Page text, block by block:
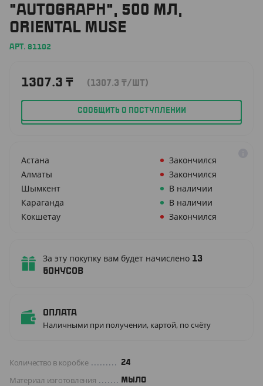
"AUTOGRAPH", 500 МЛ,
ORIENTAL MUSE
АРТ. 81102
1307.3 ₸ (1307.3 ₸/ШТ)
СООБЩИТЬ О ПОСТУПЛЕНИИ
Астана
Закончился
Алматы
Закончился
Шымкент
В наличии
Караганда
В наличии
Кокшетау
Закончился
За эту покупку вам будет начислено 13
бонусов
Оплата
Наличными при получении, картой, по счёту
Количество в коробке 24
Материал изготовления МЫЛО